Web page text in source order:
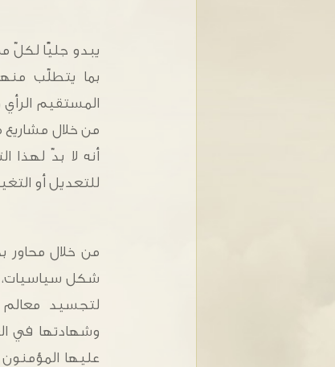
يبدو جليًّا لكلّ
بما يتطلّب
المستقيم
من خلال مشاريع
أنه لا بدّ لهذا
للتعديل أو
من خلال محاور
شكل سياسيات،
لتجسيد
وشهادتها في
عليها